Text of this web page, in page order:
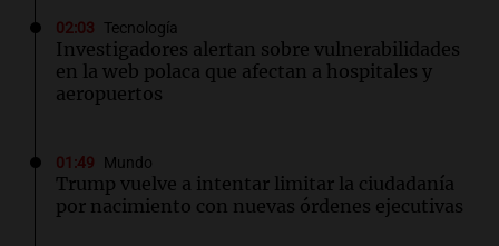
02:03 Tecnología
Investigadores alertan sobre vulnerabilidades
en la web polaca que afectan a hospitales y
aeropuertos
01:49 Mundo
Trump vuelve a intentar limitar la ciudadanía
por nacimiento con nuevas órdenes ejecutivas